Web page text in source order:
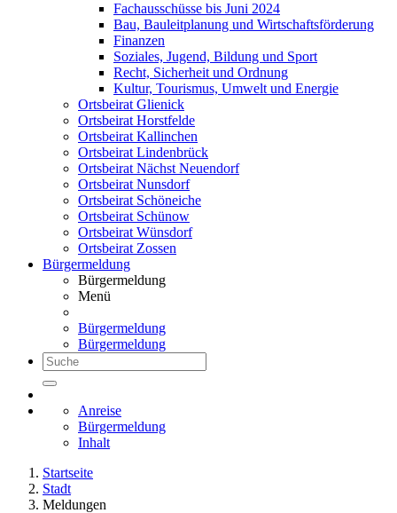
Fachausschüsse bis Juni 2024
Bau, Bauleitplanung und Wirtschaftsförderung
Finanzen
Soziales, Jugend, Bildung und Sport
Recht, Sicherheit und Ordnung
Kultur, Tourismus, Umwelt und Energie
Ortsbeirat Glienick
Ortsbeirat Horstfelde
Ortsbeirat Kallinchen
Ortsbeirat Lindenbrück
Ortsbeirat Nächst Neuendorf
Ortsbeirat Nunsdorf
Ortsbeirat Schöneiche
Ortsbeirat Schünow
Ortsbeirat Wünsdorf
Ortsbeirat Zossen
Bürgermeldung
Bürgermeldung
Menü
Bürgermeldung
Bürgermeldung
Anreise
Bürgermeldung
Inhalt
Startseite
Stadt
Meldungen